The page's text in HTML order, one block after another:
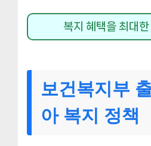
복지 혜택을 최대
보건복지부
아 복지 정책